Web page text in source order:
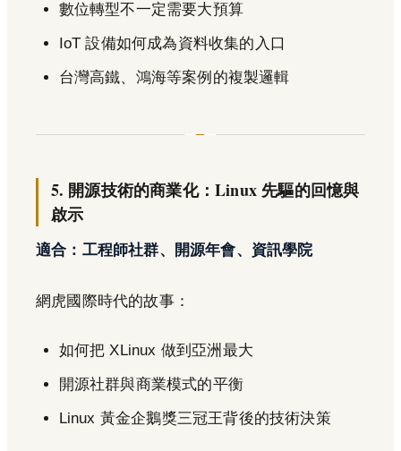
數位轉型不一定需要大預算
IoT 設備如何成為資料收集的入口
台灣高鐵、鴻海等案例的複製邏輯
5. 開源技術的商業化：Linux 先驅的回憶與
啟示
適合：工程師社群、開源年會、資訊學院
網虎國際時代的故事：
如何把 XLinux 做到亞洲最大
開源社群與商業模式的平衡
Linux 黃金企鵝獎三冠王背後的技術決策